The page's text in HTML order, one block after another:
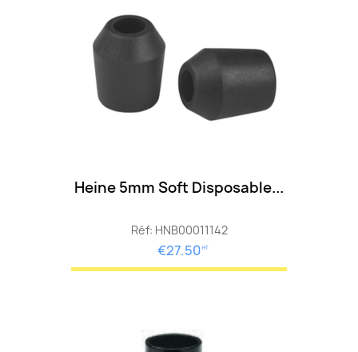
Heine 5mm Soft Disposable...
Réf: HNB00011142
€27.50 HT